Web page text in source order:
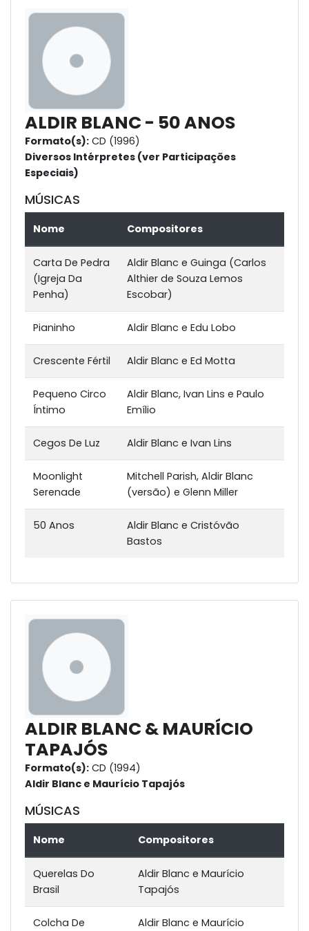
ALDIR BLANC - 50 ANOS
Formato(s): CD (1996)
Diversos Intérpretes (ver Participações
Especiais)
MÚSICAS
Nome Compositores
Carta De Pedra
(Igreja Da
Penha)
Aldir Blanc e Guinga (Carlos
Althier de Souza Lemos
Escobar)
Pianinho Aldir Blanc e Edu Lobo
Crescente Fértil Aldir Blanc e Ed Motta
Pequeno Circo
Íntimo
Aldir Blanc, Ivan Lins e Paulo
Emílio
Cegos De Luz Aldir Blanc e Ivan Lins
Moonlight
Serenade
Mitchell Parish, Aldir Blanc
(versão) e Glenn Miller
50 Anos
Aldir Blanc e Cristóvão
Bastos
ALDIR BLANC & MAURÍCIO
TAPAJÓS
Formato(s): CD (1994)
Aldir Blanc e Maurício Tapajós
MÚSICAS
Nome Compositores
Querelas Do
Brasil
Aldir Blanc e Maurício
Tapajós
Colcha De
Aldir Blanc e Maurício